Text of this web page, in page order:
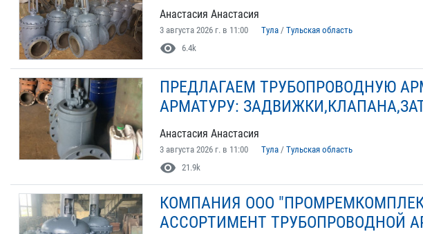
Анастасия Анастасия
3 августа 2026 г. в 11:00 Тула / Тульская область
visibility 6.4k
ПРЕДЛАГАЕМ ТРУБОПРОВОДНУЮ
АРМАТУРУ:
Анастасия Анастасия
3 августа 2026 г. в 11:00 Тула / Тульская область
visibility 21.9k
КОМПАНИЯ ООО
АССОРТИМЕНТ ТРУБОПРОВОДНОЙ